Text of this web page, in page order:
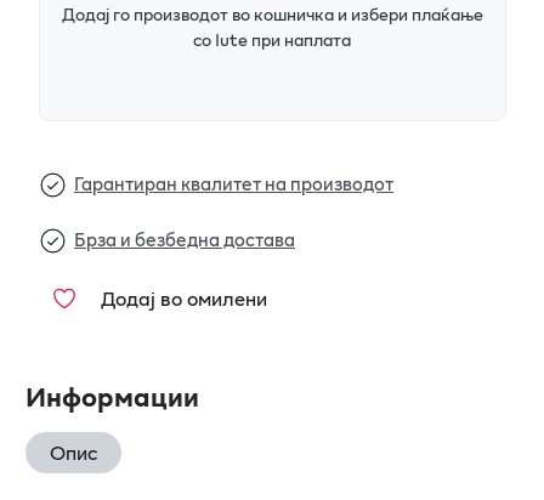
Додај го производот во кошничка и избери плаќање
со Iute при наплата
Гарантиран квалитет на производот
Брза и безбедна достава
Додај во омилени
Информации
Опис